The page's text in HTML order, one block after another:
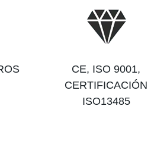
CE, ISO 9001,
CERTIFICACIÓN
ISO13485